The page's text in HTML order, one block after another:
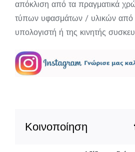
απόκλιση από τα πραγματικά
τύπων υφασμάτων / υλικών από
υπολογιστή ή της κινητής
Κοινοποίηση